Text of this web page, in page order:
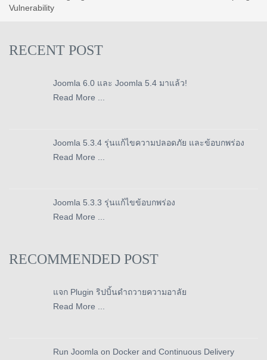
Vulnerability
RECENT POST
Joomla 6.0 และ Joomla 5.4 มาแล้ว!
Read More ...
Joomla 5.3.4 รุ่นแก้ไขความปลอดภัย และข้อบกพร่อง
Read More ...
Joomla 5.3.3 รุ่นแก้ไขข้อบกพร่อง
Read More ...
RECOMMENDED POST
แจก Plugin ริปบิ้นดำถวายความอาลัย
Read More ...
Run Joomla on Docker and Continuous Delivery